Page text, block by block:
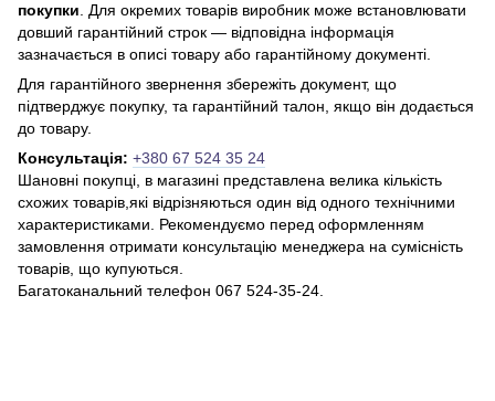
покупки. Для окремих товарів виробник може встановлювати
довший гарантійний строк — відповідна інформація
зазначається в описі товару або гарантійному документі.
Для гарантійного звернення збережіть документ, що
підтверджує покупку, та гарантійний талон, якщо він додається
до товару.
Консультація: +380 67 524 35 24
Шановні покупці, в магазині представлена ​​велика кількість
схожих товарів,які відрізняються один від одного технічними
характеристиками. Рекомендуємо перед оформленням
замовлення отримати консультацію менеджера на сумісність
товарів, що купуються.
Багатоканальний телефон 067 524-35-24.